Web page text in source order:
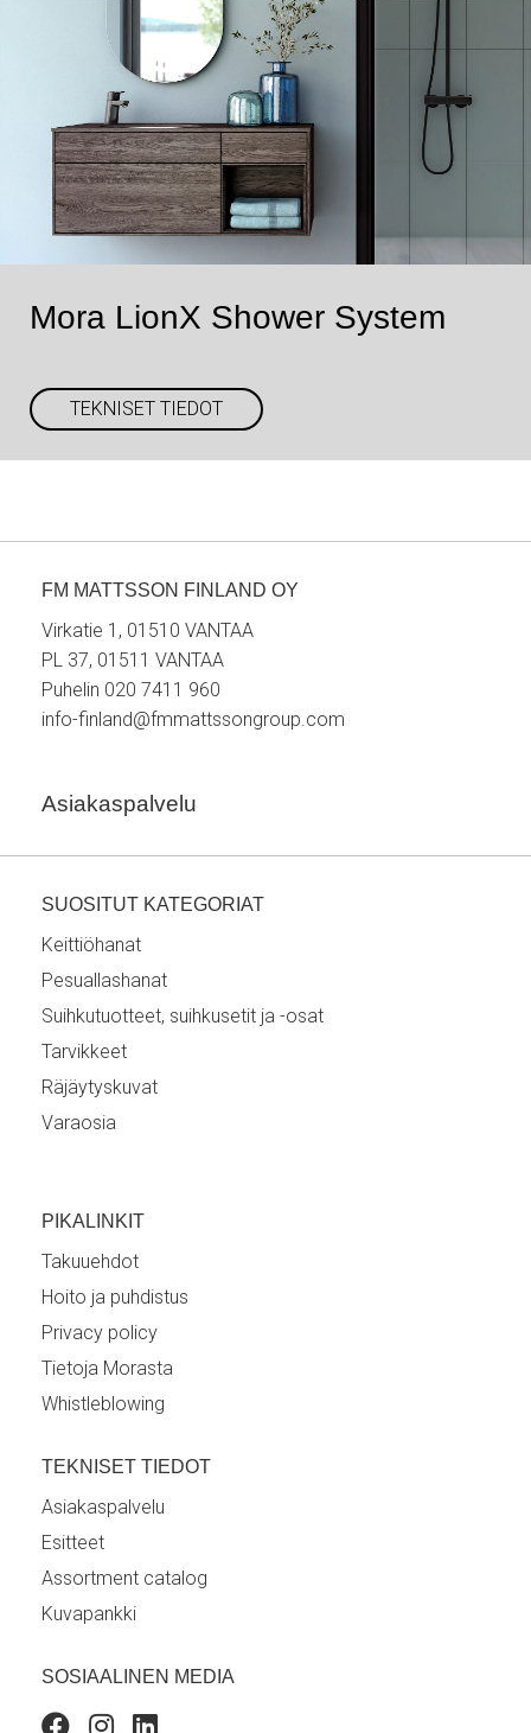
Mora LionX Shower System
TEKNISET TIEDOT
FM MATTSSON FINLAND OY
Virkatie 1, 01510 VANTAA
PL 37, 01511 VANTAA
Puhelin 020 7411 960
info-finland@fmmattssongroup.com
Asiakaspalvelu
SUOSITUT KATEGORIAT
Keittiöhanat
Pesuallashanat
Suihkutuotteet, suihkusetit ja -osat
Tarvikkeet
Räjäytyskuvat
Varaosia
PIKALINKIT
Takuuehdot
Hoito ja puhdistus
Privacy policy
Tietoja Morasta
Whistleblowing
TEKNISET TIEDOT
Asiakaspalvelu
Esitteet
Assortment catalog
Kuvapankki
SOSIAALINEN MEDIA
FacebookInstagram